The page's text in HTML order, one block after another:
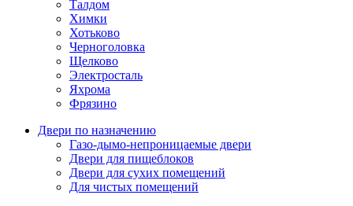
Талдом
Химки
Хотьково
Черноголовка
Щелково
Электросталь
Яхрома
Фрязино
Двери по назначению
Газо-дымо-непроницаемые двери
Двери для пищеблоков
Двери для сухих помещений
Для чистых помещений